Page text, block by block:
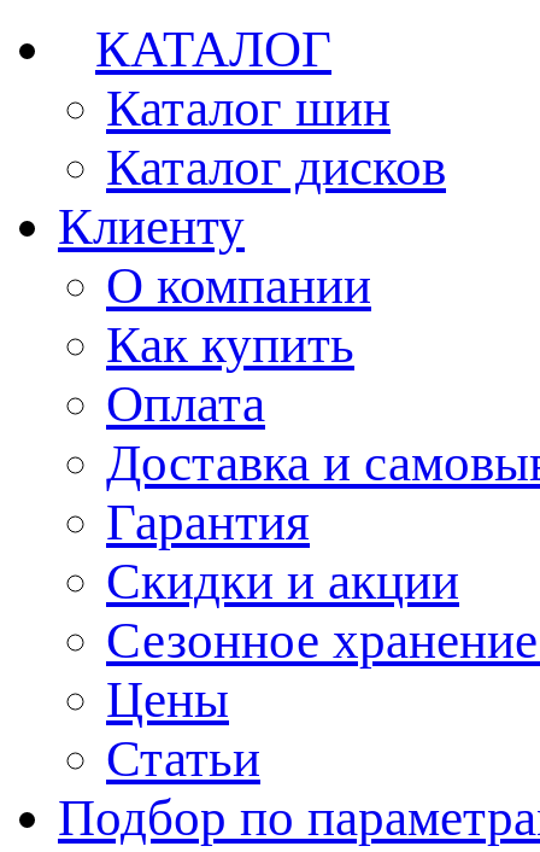
КАТАЛОГ
Каталог шин
Каталог дисков
Клиенту
О компании
Как купить
Оплата
Доставка и
Гарантия
Скидки и акции
Сезонное
Цены
Статьи
Подбор по